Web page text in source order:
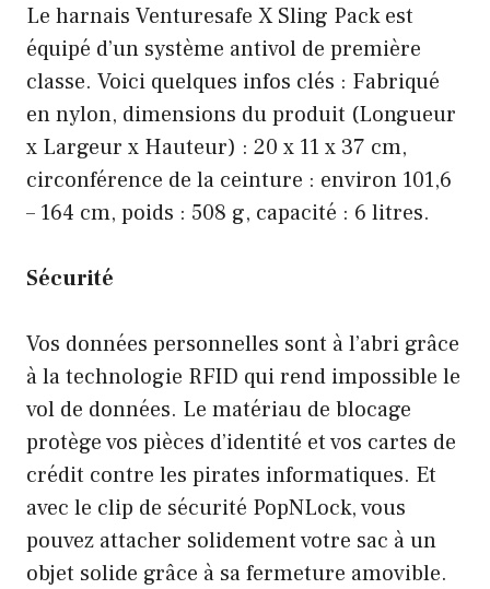
Le harnais Venturesafe X Sling Pack est
équipé d’un système antivol de première
classe. Voici quelques infos clés : Fabriqué
en nylon, dimensions du produit (Longueur
x Largeur x Hauteur) : 20 x 11 x 37 cm,
circonférence de la ceinture : environ 101,6
– 164 cm, poids : 508 g, capacité : 6 litres.
Sécurité
Vos données personnelles sont à l’abri grâce
à la technologie RFID qui rend impossible le
vol de données. Le matériau de blocage
protège vos pièces d’identité et vos cartes de
crédit contre les pirates informatiques. Et
avec le clip de sécurité PopNLock, vous
pouvez attacher solidement votre sac à un
objet solide grâce à sa fermeture amovible.